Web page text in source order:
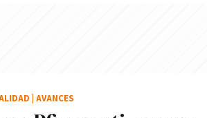
AVANCES